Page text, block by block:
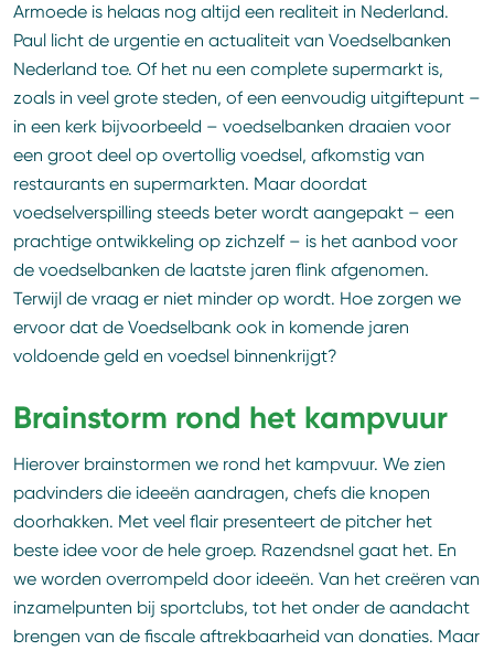
Armoede is helaas nog altijd een realiteit in Nederland.
Paul licht de urgentie en actualiteit van Voedselbanken
Nederland toe. Of het nu een complete supermarkt is,
zoals in veel grote steden, of een eenvoudig uitgiftepunt –
in een kerk bijvoorbeeld – voedselbanken draaien voor
een groot deel op overtollig voedsel, afkomstig van
restaurants en supermarkten. Maar doordat
voedselverspilling steeds beter wordt aangepakt – een
prachtige ontwikkeling op zichzelf – is het aanbod voor
de voedselbanken de laatste jaren flink afgenomen.
Terwijl de vraag er niet minder op wordt. Hoe zorgen we
ervoor dat de Voedselbank ook in komende jaren
voldoende geld en voedsel binnenkrijgt?
Brainstorm rond het kampvuur
Hierover brainstormen we rond het kampvuur. We zien
padvinders die ideeën aandragen, chefs die knopen
doorhakken. Met veel flair presenteert de pitcher het
beste idee voor de hele groep. Razendsnel gaat het. En
we worden overrompeld door ideeën. Van het creëren van
inzamelpunten bij sportclubs, tot het onder de aandacht
brengen van de fiscale aftrekbaarheid van donaties. Maar